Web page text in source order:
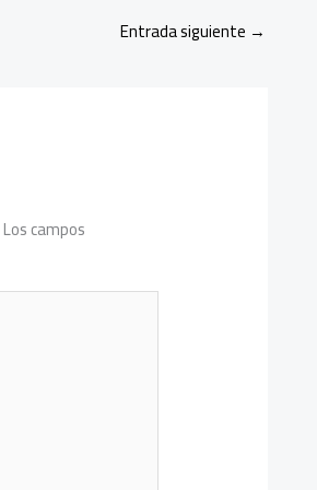
Entrada siguiente →
Los campos